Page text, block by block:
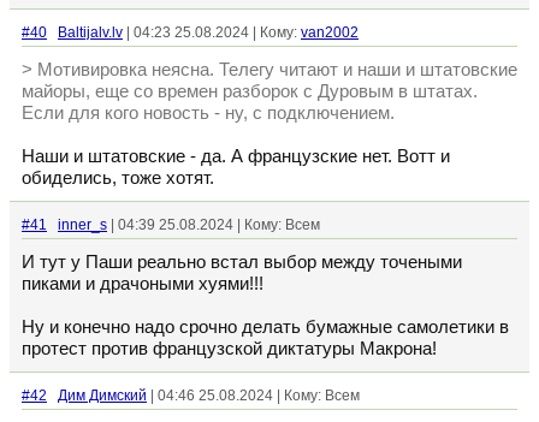
#40 Baltijalv.lv | 04:23 25.08.2024 | Кому: van2002
> Мотивировка неясна. Телегу читают и наши и штатовские
майоры, еще со времен разборок с Дуровым в штатах.
Если для кого новость - ну, с подключением.
Наши и штатовские - да. А французские нет. Вотт и
обиделись, тоже хотят.
#41 inner_s | 04:39 25.08.2024 | Кому: Всем
И тут у Паши реально встал выбор между точеными
пиками и драчоными хуями!!!
Ну и конечно надо срочно делать бумажные самолетики в
протест против французской диктатуры Макрона!
#42 Дим Димский | 04:46 25.08.2024 | Кому: Всем